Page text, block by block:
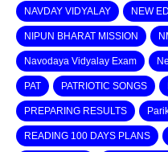
NAVDAY VIDYALAY NEW
NIPUN BHARAT MISSION
Navodaya Vidyalay Exam
PAT PATRIOTIC SONGS
PREPARING RESULTS
READING 100 DAYS PLANS